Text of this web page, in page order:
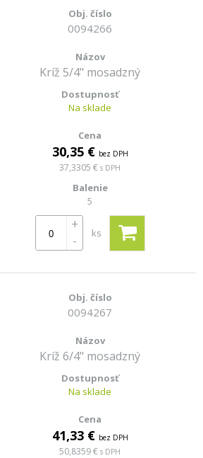
0094266
Kríž 5/4" mosadzný
Na sklade
30,35 € bez DPH
37,3305 € s DPH
5
+
-
ks
0094267
Kríž 6/4" mosadzný
Na sklade
41,33 € bez DPH
50,8359 € s DPH